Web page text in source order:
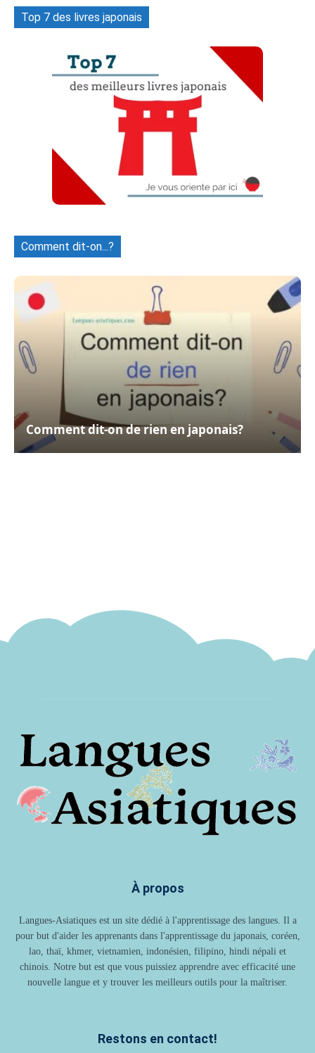
Top 7 des livres japonais
Comment dit-on...?
Comment dit-on de rien en japonais?
À propos
Langues-Asiatiques est un site dédié à l'apprentissage des langues. Il a
pour but d'aider les apprenants dans l'apprentissage du japonais, coréen,
lao, thaï, khmer, vietnamien, indonésien, filipino, hindi népali et
chinois. Notre but est que vous puissiez apprendre avec efficacité une
nouvelle langue et y trouver les meilleurs outils pour la maîtriser.
Restons en contact!